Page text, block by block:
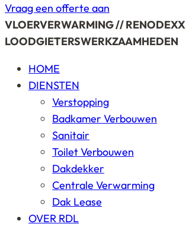
Vraag een offerte aan
VLOERVERWARMING // RENODEXX
LOODGIETERSWERKZAAMHEDEN
HOME
DIENSTEN
Verstopping
Badkamer Verbouwen
Sanitair
Toilet Verbouwen
Dakdekker
Centrale Verwarming
Dak Lease
OVER RDL